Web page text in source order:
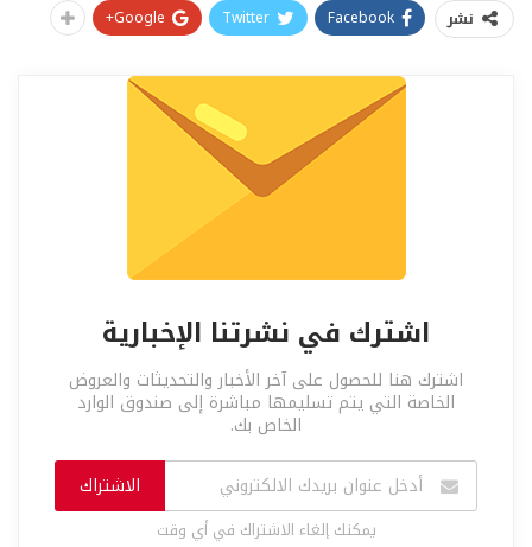
نشر Facebook
Twitter
Google+
اشترك في نشرتنا الإخبارية
اشترك هنا للحصول على آخر الأخبار والتحديثات والعروض
الخاصة التي يتم تسليمها مباشرة إلى صندوق الوارد
الخاص بك.
الاشتراك
يمكنك إلغاء الاشتراك في أي وقت